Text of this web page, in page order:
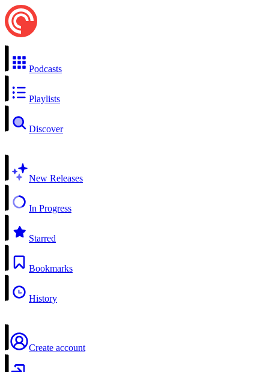
Podcasts
Playlists
Discover
New Releases
In Progress
Starred
Bookmarks
History
Create account